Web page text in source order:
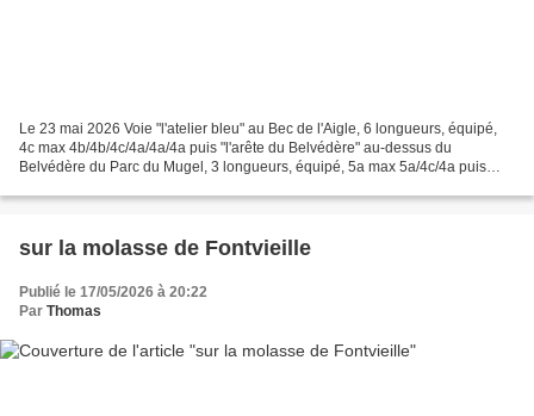
Le 23 mai 2026 Voie "l'atelier bleu" au Bec de l'Aigle, 6 longueurs, équipé,
4c max 4b/4b/4c/4a/4a/4a puis "l'arête du Belvédère" au-dessus du
Belvédère du Parc du Mugel, 3 longueurs, équipé, 5a max 5a/4c/4a puis
sur la molasse de Fontvieille
Publié le 17/05/2026 à 20:22
Par Thomas